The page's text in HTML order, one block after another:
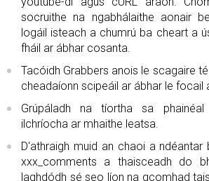
socruithe na ngabhálaithe aonair
logáil isteach a chumrú ba cheart a
fháil ar ábhar cosanta.
Tacóidh Grabbers anois le scagaire
cheadaíonn scipeáil ar ábhar le focail
Grúpáladh na tíortha sa
ilchríocha ar mhaithe leatsa.
D'athraigh muid an chaoi a ndéantar
xxx_comments a thaisceadh do
laghdódh sé seo líon na gcomhad